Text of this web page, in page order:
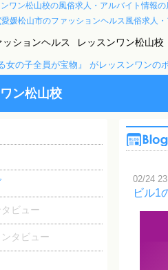
ワン松山校の風俗求人・アルバイト情報
媛松山市のファッションヘルス風俗求人
ッションヘルス レッスンワン松山校
女の子全員が宝物』 がレッスンワンの
ン松山校
ビュー
タビュー
02/24
ビル1